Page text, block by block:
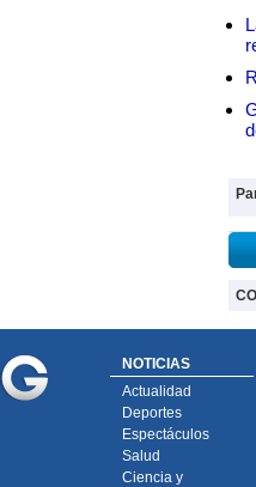
NOTICIAS
Actualidad
Deportes
Espectáculos
Salud
Ciencia y